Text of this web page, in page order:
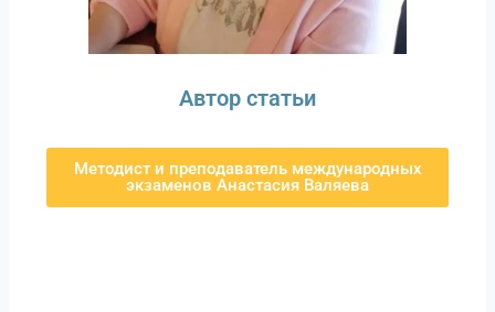
Автор статьи
Методист и преподаватель международных
экзаменов Анастасия Валяева